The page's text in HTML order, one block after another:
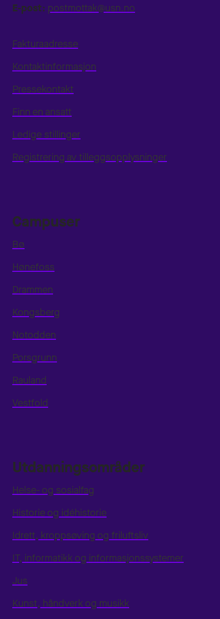
E-post: postmottak@usn.no
Fakturaadresse
Kontaktinformasjon
Pressekontakt
Finn en ansatt
Ledige stillinger
Registrering av tilleggsopplysninger
Campuser
Bø
Hønefoss
Drammen
Kongsberg
Notodden
Porsgrunn
Rauland
Vestfold
Utdanningsområder
Helse- og sosialfag
Historie og idéhistorie
Idrett, kroppsøving og friluftsliv
IT, informatikk og informasjonssystemer
Jus
Kunst, håndverk og musikk